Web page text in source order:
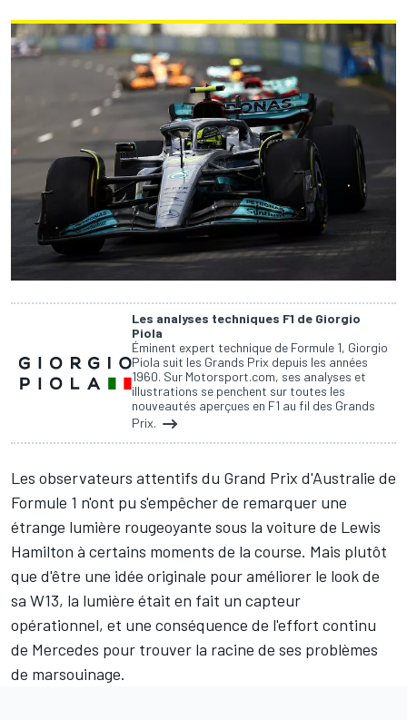
Les analyses techniques F1 de Giorgio
Piola
Éminent expert technique de Formule 1, Giorgio
Piola suit les Grands Prix depuis les années
1960. Sur Motorsport.com, ses analyses et
illustrations se penchent sur toutes les
nouveautés aperçues en F1 au fil des Grands
Prix.
Les observateurs attentifs du Grand Prix d'Australie de
Formule 1 n'ont pu s'empêcher de remarquer une
étrange lumière rougeoyante sous la voiture de Lewis
Hamilton à certains moments de la course. Mais plutôt
que d'être une idée originale pour améliorer le look de
sa W13, la lumière était en fait un capteur
opérationnel, et une conséquence de l'effort continu
de Mercedes pour trouver la racine de ses problèmes
de marsouinage.